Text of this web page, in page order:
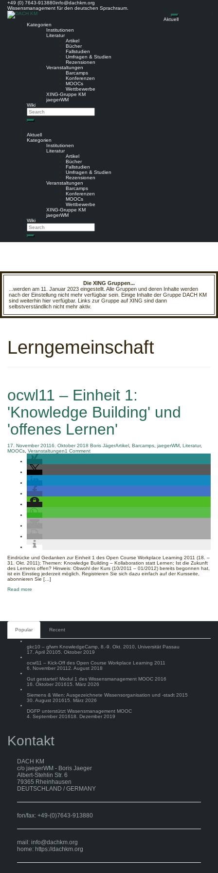
Skip
content
+49 (0) 7643-913880info@dachkm.org
Wissensmanagement für den deutschen Sprachraum.
Aktuell
Kategorien
Institutionen
Literatur
Artikel
Bücher
Fallstudien
Umfragen & Studien
Rezensionen
Veranstaltungen
Barcamps
Konferenzen
MOOCs
Wettbewerbe
XING-Gruppe KM
jaegerWM
Wiki
Search
Search
Aktuell
Kategorien
Institutionen
Literatur
Artikel
Bücher
Fallstudien
Umfragen & Studien
Rezensionen
Veranstaltungen
Barcamps
Konferenzen
MOOCs
Wettbewerbe
XING-Gruppe KM
jaegerWM
Wiki
Search
Search
Die XING Gruppen...
...werden am 11. Januar 2023 eingestellt. Alle Gruppen und deren Inhalte werden
nach der Einstellung nicht mehr verfügbar sein. Einige Inhalte der Gruppe DACH KM
sind weiterhin hier verfügbar. Links zur Gruppe auf XING sind dann
selbstverständlich nicht mehr aktiv.
Lerngemeinschaft
ocwl11 – Einheit 1:
'Knowledge Building' und
'offenes Lernen'
17. November 20116. Oktober 2018 Boris JägerArtikel Barcamps jaegerWM Literatur,
MOOCs Veranstaltungen1 Commenton
Eindrücke und Gedanken zur Einheit 1 des Open Course Workplace Learning 2011 (18. –
31. Okt. 2011); Themen: Knowledge Building – Kollaboration statt Lernen; Ist die Zukunft
des Lernens offen? Hinweis: Obwohl der Kurs (10/2011 – 01/2012) bereits begonnen hat,
ist ein Einstieg jederzeit möglich. Registrieren Sie sich dazu einfach auf der Kursseite,
abonnieren Sie […]
Read more
Building'
'offenes
Popular Recent
gkc10 – gfwm KnowledgeCamp, 8.-9. Okt. 2010, Universität Passau
17. April 20105. Oktober 2019
ocwl11 – Kick-Off des Open Course Workplace Learning 2011
6. November 20112. August 2018
Gut gestartet! Modul 1 des Wissensmanagement MOOC 2016
16. Oktober 201615. März 2026
Siemens & Wien: Ausgezeichnete Wissensorganisation und -stadt 2015
30. August 201615. März 2026
DGFP unterstützt Wissensmanagement MOOC
4. September 201618. Dezember 2019
Kontakt
DACH KM
c/o jaegerWM - Boris Jaeger
Albert-Stehlin Str. 6
79365 Rheinhausen
DEUTSCHLAND / GERMANY
fon/fax: +49-(0)7643-913880
mail: info@dachkm.org
home: https://dachkm.org